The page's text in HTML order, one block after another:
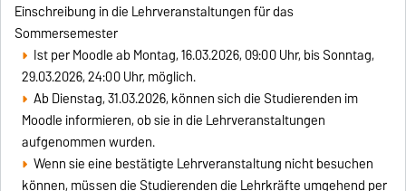
Einschreibung in die Lehrveranstaltungen für das
Sommersemester
Ist per Moodle ab Montag, 16.03.2026, 09:00 Uhr, bis Sonntag,
29.03.2026, 24:00 Uhr, möglich.
Ab Dienstag, 31.03.2026, können sich die Studierenden im
Moodle informieren, ob sie in die Lehrveranstaltungen
aufgenommen wurden.
Wenn sie eine bestätigte Lehrveranstaltung nicht besuchen
können, müssen die Studierenden die Lehrkräfte umgehend per